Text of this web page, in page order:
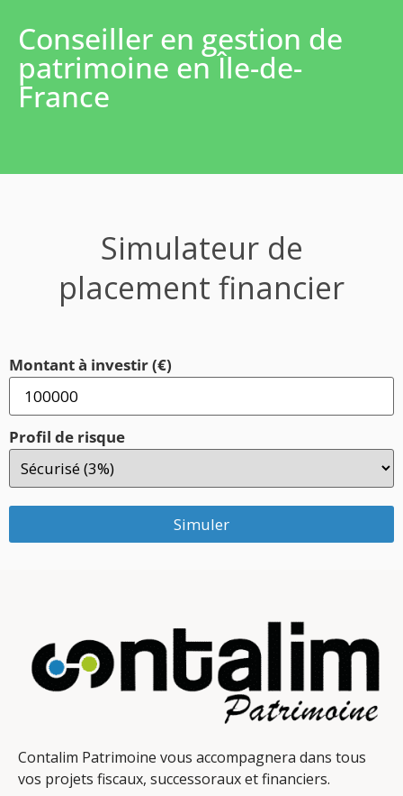
Conseiller en gestion de
patrimoine en Île-de-
France
Simulateur de
placement financier
Montant à investir (€)
Profil de risque
Simuler
Contalim Patrimoine vous accompagnera dans tous
vos projets fiscaux, successoraux et financiers.